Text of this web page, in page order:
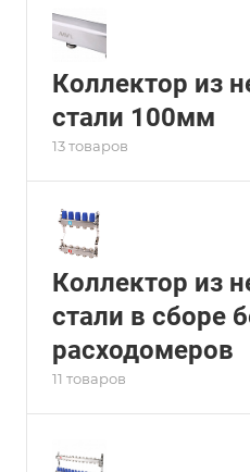
Коллектор из
стали 100мм
13 товаров
Коллектор из
стали в сборе
расходомеров
11 товаров